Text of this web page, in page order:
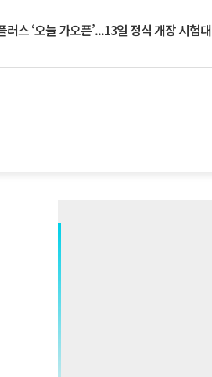
스 ‘오늘 가오픈’...13일 정식 개장 시험대